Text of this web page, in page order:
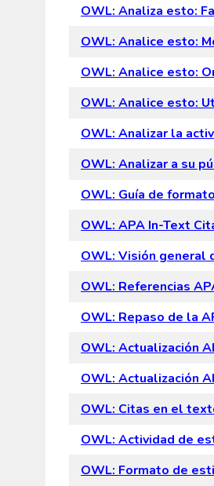
OWL: Analiza esto:
OWL: Analice esto:
OWL: Analice esto:
OWL: Analice esto:
OWL: Analizar la
OWL: Analizar a su
OWL: Guía de
OWL: APA In-Text
OWL: Visión general
OWL: Referencias
OWL: Repaso de la
OWL: Actualización
OWL: Actualización
OWL: Citas en el
OWL: Actividad de
OWL: Formato de